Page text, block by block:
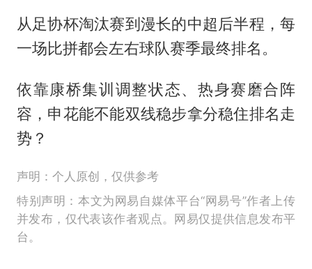
从足协杯淘汰赛到漫长的中超后半程，每
一场比拼都会左右球队赛季最终排名。
依靠康桥集训调整状态、热身赛磨合阵
容，申花能不能双线稳步拿分稳住排名走
势？
声明：个人原创，仅供参考
特别声明：本文为网易自媒体平台“网易号”作者上传
并发布，仅代表该作者观点。网易仅提供信息发布平
台。